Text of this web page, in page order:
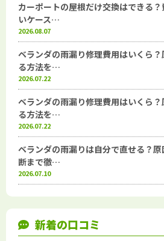
カーポートの屋根だけ交換はできる
いケース…
2026.08.07
ベランダの雨漏り修理費用はいくら
る方法を…
2026.07.22
ベランダの雨漏り修理費用はいくら
る方法を…
2026.07.22
ベランダの雨漏りは自分で直せる？
断まで徹…
2026.07.10
新着の口コミ